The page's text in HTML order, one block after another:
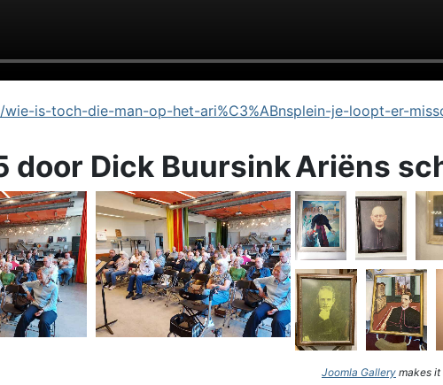
is-toch-die-man-op-het-ari%C3%ABnsplein-je-loopt-er-
door Dick BuursinkAriëns
Joomla Gallery makes it